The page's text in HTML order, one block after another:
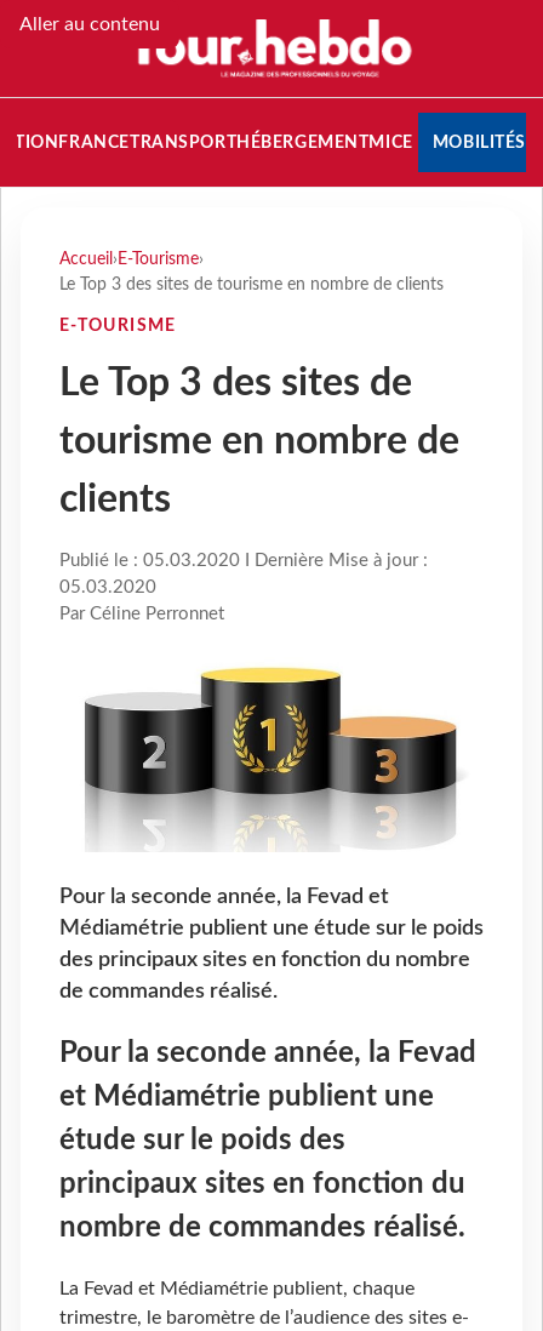
Aller au contenu
FRANCETRANSPORT HÉBERGEMENTMICE MOBILITÉS
Accueil › E-Tourisme›
Le Top 3 des sites de tourisme en nombre de clients
E-TOURISME
Le Top 3 des sites de
tourisme en nombre de
clients
Publié le : 05.03.2020 I Dernière Mise à jour :
05.03.2020
Par Céline Perronnet
Pour la seconde année, la Fevad et
Médiamétrie publient une étude sur le poids
des principaux sites en fonction du nombre
de commandes réalisé.
Pour la seconde année, la Fevad
et Médiamétrie publient une
étude sur le poids des
principaux sites en fonction du
nombre de commandes réalisé.
La Fevad et Médiamétrie publient, chaque
trimestre, le baromètre de l’audience des sites e-